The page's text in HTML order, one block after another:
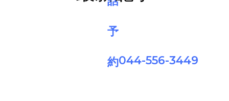
044-556-3449